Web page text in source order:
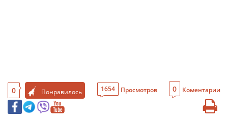
0 Понравилось 1654 Просмотров 0 Коментарии